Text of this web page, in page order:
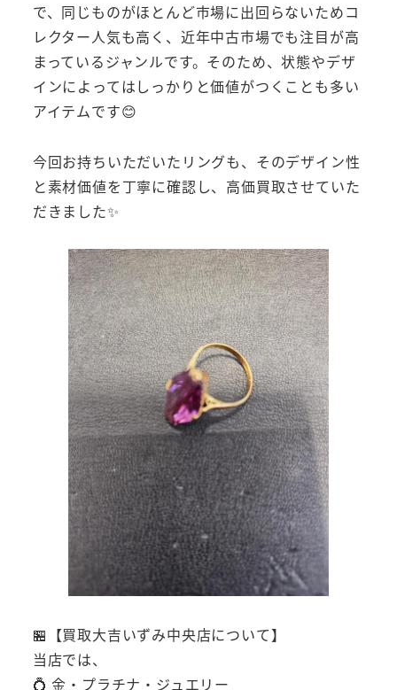
で、同じものがほとんど市場に出回らないためコ
レクター人気も高く、近年中古市場でも注目が高
まっているジャンルです。そのため、状態やデザ
インによってはしっかりと価値がつくことも多い
アイテムです😊
今回お持ちいただいたリングも、そのデザイン性
と素材価値を丁寧に確認し、高価買取させていた
だきました✨
🏪【買取大吉いずみ中央店について】
当店では、
💍 金・プラチナ・ジュエリー